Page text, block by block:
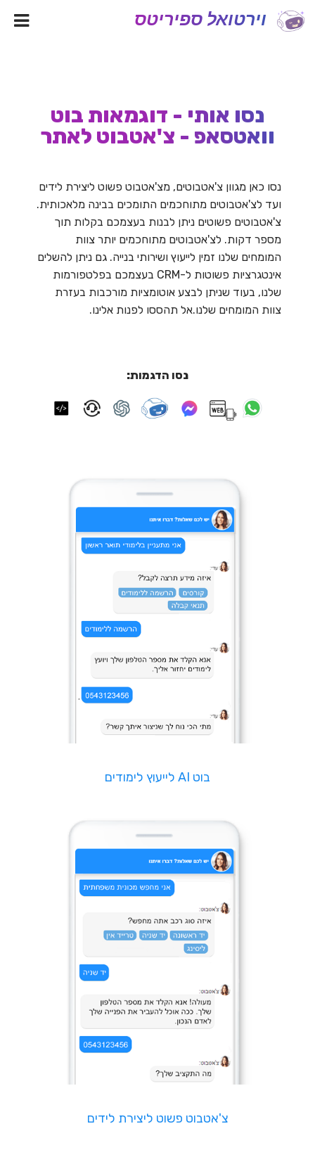
וירטואל ספיריטס
נסו אותי - דוגמאות בוט
וואטסאפ - צ'אטבוט לאתר
נסו כאן מגוון צ'אטבוטים, מצ'אטבוט פשוט ליצירת לידים
ועד לצ'אטבוטים מתוחכמים התומכים בבינה מלאכותית.
צ'אטבוטים פשוטים ניתן לבנות בעצמכם בקלות תוך
מספר דקות. לצ'אטבוטים מתוחכמים יותר צוות
המומחים שלנו זמין לייעוץ ושירותי בנייה. גם ניתן להשלים
אינטגרציות פשוטות ל-CRM בעצמכם בפלטפורמות
שלנו, בעוד שניתן לבצע אוטומציות מורכבות בעזרת
צוות המומחים שלנו.אל תהססו לפנות אלינו.
נסו הדגמות:
בוט AI לייעוץ לימודים
צ'אטבוט פשוט ליצירת לידים